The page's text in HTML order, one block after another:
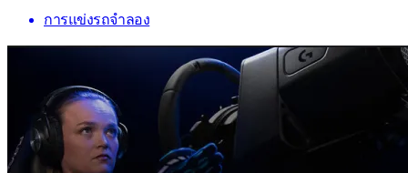
การแข่งรถจำลอง